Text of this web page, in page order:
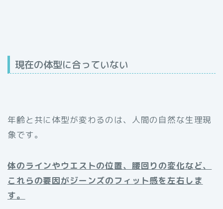
現在の体型に合っていない
年齢と共に体型が変わるのは、人間の自然な生理現
象です。
体のラインやウエストの位置、腰回りの変化など、
これらの要因がジーンズのフィット感を左右しま
す。